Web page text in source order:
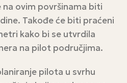
ovim površinama biti
Takođe će biti praćeni
kako bi se utvrdila
na pilot područjima.
pilota u svrhu